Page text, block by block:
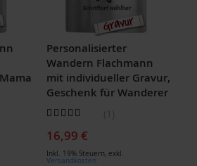
Personalisierter
Wandern Flachmann
mit individueller Gravur,
Geschenk für Wanderer
Bewertung:
16,99 €
Inkl. 19% Steuern, exkl.
Versandkosten